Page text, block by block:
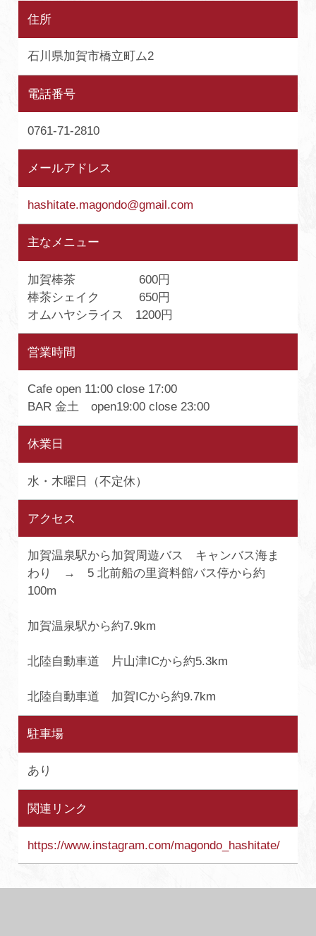
住所
石川県加賀市橋立町ム2
電話番号
0761‐71‐2810
メールアドレス
hashitate.magondo@gmail.com
主なメニュー
加賀棒茶 600円
棒茶シェイク 650円
オムハヤシライス 1200円
営業時間
Cafe open 11:00 close 17:00
BAR 金土 open19:00 close 23:00
休業日
水・木曜日（不定休）
アクセス
加賀温泉駅から加賀周遊バス キャンバス海ま
わり → 5 北前船の里資料館バス停から約
100m
加賀温泉駅から約7.9km
北陸自動車道 片山津ICから約5.3km
北陸自動車道 加賀ICから約9.7km
駐車場
あり
関連リンク
https://www.instagram.com/magondo_hashitate/